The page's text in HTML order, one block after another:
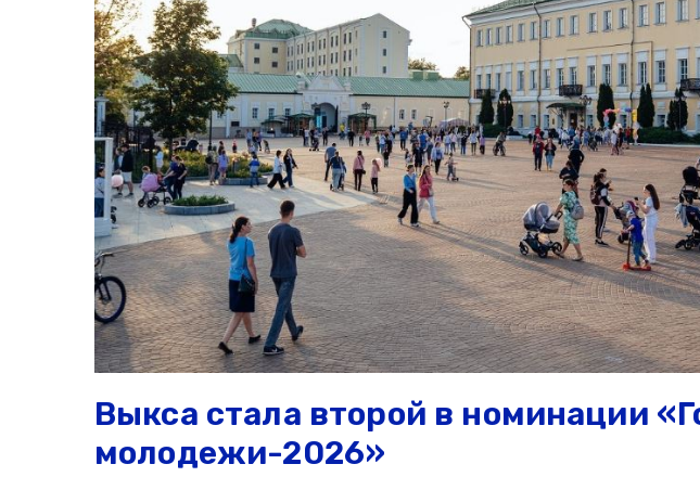
Выкса стала второй в номинации
молодежи-2026»